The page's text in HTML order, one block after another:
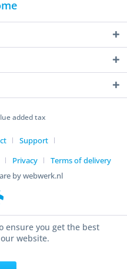
added tax
Support
Privacy
Terms of delivery
by webwerk.nl
ensure you get the best
website.